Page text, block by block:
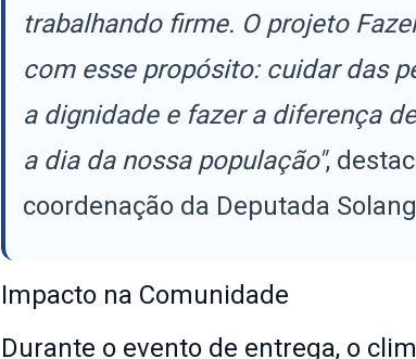
trabalhando firme. O projeto
com esse propósito: cuidar das
a dignidade e fazer a diferença
a dia da nossa população",
coordenação da Deputada
​Impacto na Comunidade
​Durante o evento de entrega, o